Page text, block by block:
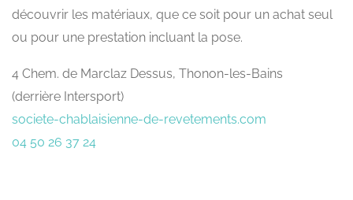
découvrir les matériaux, que ce soit pour un achat seul
ou pour une prestation incluant la pose.
4 Chem. de Marclaz Dessus, Thonon-les-Bains
(derrière Intersport)
societe-chablaisienne-de-revetements.com
04 50 26 37 24